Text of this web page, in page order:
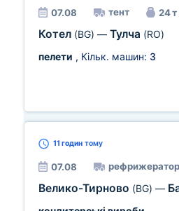
07.08 тент 24 т
Котел (BG) — Тулча (RO)
пелети , Кільк. машин: 3
11 годин тому
07.08 рефрижератор
Велико-Тирново (BG) —